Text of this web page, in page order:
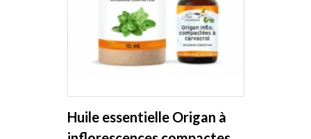
Huile essentielle Origan à